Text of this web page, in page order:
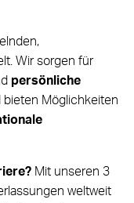
Wir sorgen für
persönliche
Möglichkeiten
Mit unseren 3
weltweit